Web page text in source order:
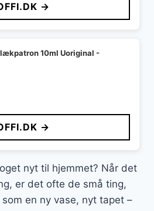
→
10ml Uoriginal -
→
nyt til hjemmet? Når det
er det ofte de små ting,
en ny vase, nyt tapet –